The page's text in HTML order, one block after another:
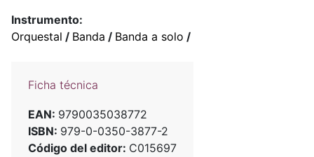
Instrumento:
Orquestal / Banda / Banda a solo /
Ficha técnica
EAN: 9790035038772
ISBN: 979-0-0350-3877-2
Código del editor: C015697